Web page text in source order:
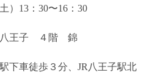
）13：30〜16：30
八王子 ４階 錦
車徒歩３分、JR八王子駅北